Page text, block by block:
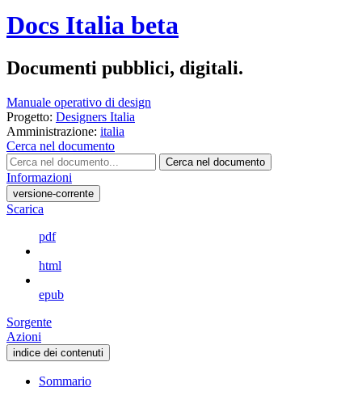
Docs Italia beta
Documenti pubblici, digitali.
Manuale operativo di design
Progetto: Designers Italia
Amministrazione: italia
Cerca nel documento
Cerca nel documento
Informazioni
versione-corrente
Scarica
pdf
html
epub
Sorgente
Azioni
indice dei contenuti
Sommario